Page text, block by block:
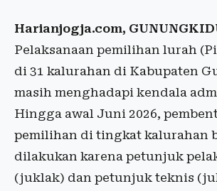
Harianjogja.com,
Pelaksanaan pemilihan lurah
di 31 kalurahan di Kabupaten
masih menghadapi kendala
Hingga awal Juni 2026,
pemilihan di tingkat kalurahan
dilakukan karena petunjuk
(juklak) dan petunjuk teknis